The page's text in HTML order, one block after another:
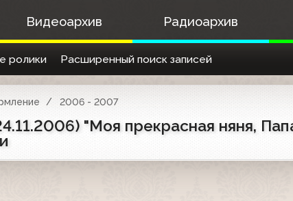
Видеоархив Радиоархив
ролики Расширенный поиск записей
2006 - 2007
"Моя прекрасная няня,